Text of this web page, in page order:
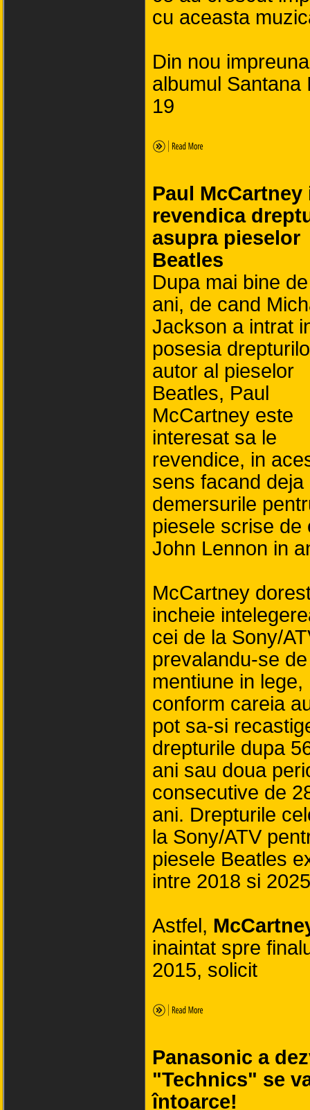
cu aceasta
Din nou
albumul Santana
19
Paul McCartney
revendica
asupra pieselor
Beatles
Dupa mai bine
ani, de cand
Jackson a intrat
posesia
autor al pieselor
Beatles, Paul
McCartney este
interesat sa le
revendice, in
sens facand deja
demersurile
piesele scrise de
John Lennon in
McCartney
incheie
cei de la Sony/
prevalandu-se
mentiune in lege,
conform careia
pot sa-si
drepturile dupa
ani sau doua
consecutive de
ani. Drepturile
la Sony/ATV
piesele Beatles
intre 2018 si
Astfel,
inaintat spre
2015, solicit
Panasonic a
"Technics" se
întoarce!